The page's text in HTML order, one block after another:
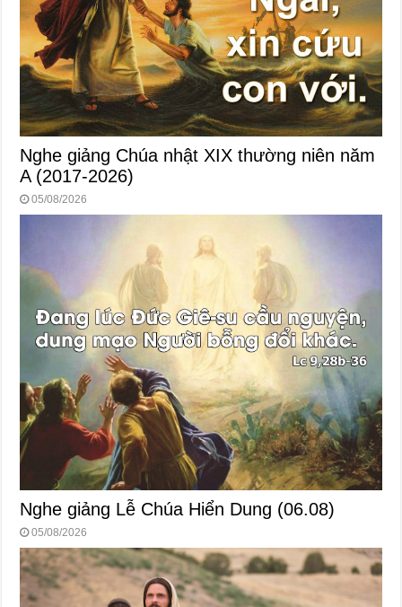
Nghe giảng Chúa nhật XIX thường niên năm
A (2017-2026)
05/08/2026
Nghe giảng Lễ Chúa Hiển Dung (06.08)
05/08/2026